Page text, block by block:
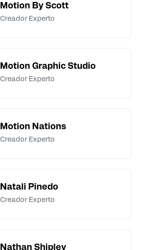
Motion By Scott
Creador Experto
Motion Graphic Studio
Creador Experto
Motion Nations
Creador Experto
Natali Pinedo
Creador Experto
Nathan Shipley